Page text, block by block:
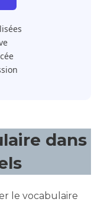
dans
le vocabulaire